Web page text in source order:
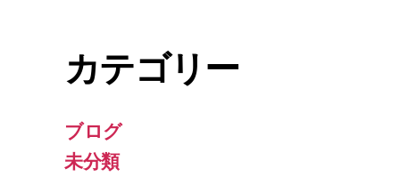
カテゴリー
ブログ
未分類